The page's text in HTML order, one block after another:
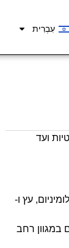
עִבְרִית
ועד
עץ ו-
במגוון רחב